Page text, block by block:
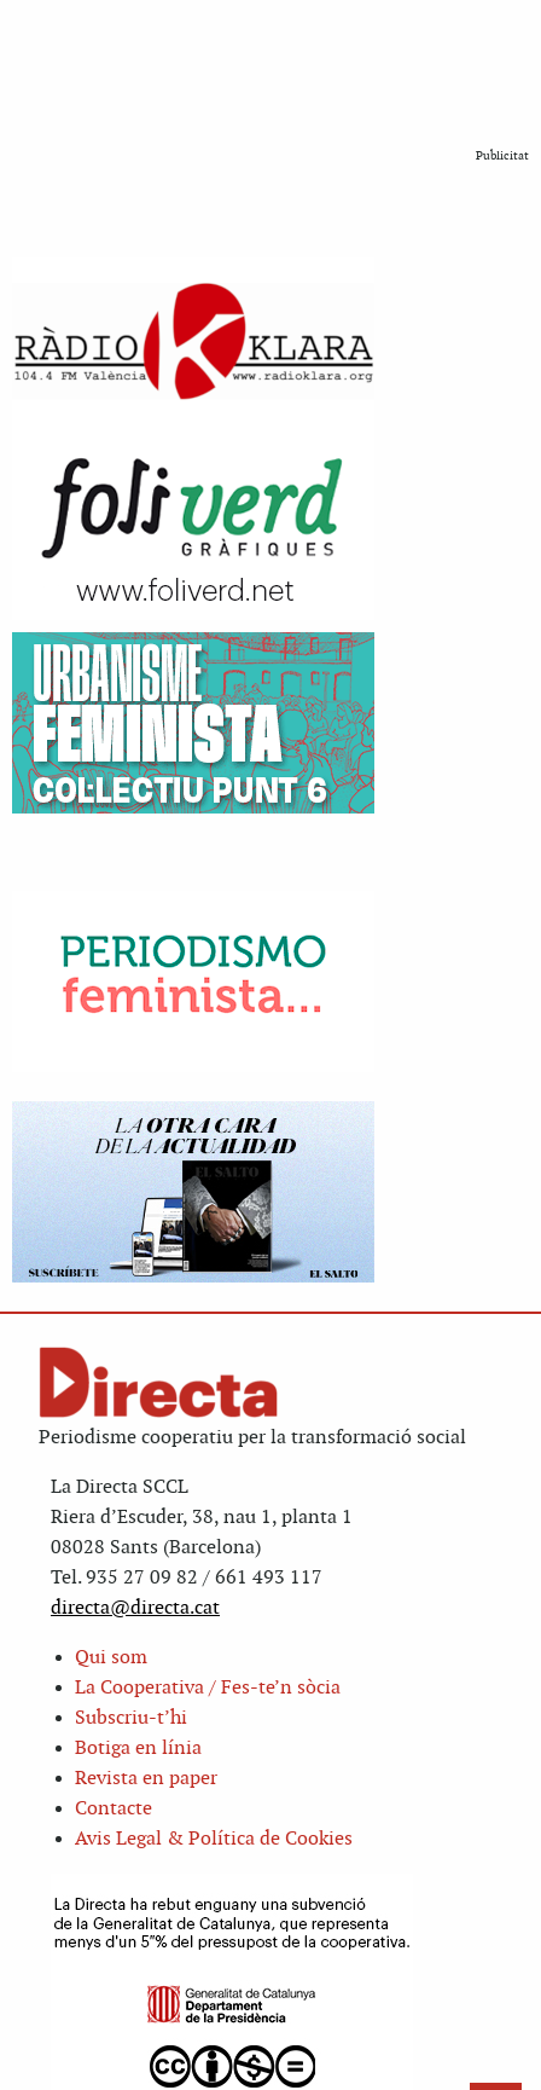
Publicitat
Periodisme cooperatiu per la transformació social
La Directa SCCL
Riera d’Escuder, 38, nau 1, planta 1
08028 Sants (Barcelona)
Tel. 935 27 09 82 / 661 493 117
directa@directa.cat
Qui som
La Cooperativa / Fes-te’n sòcia
Subscriu-t’hi
Botiga en línia
Revista en paper
Contacte
Avis Legal & Política de Cookies